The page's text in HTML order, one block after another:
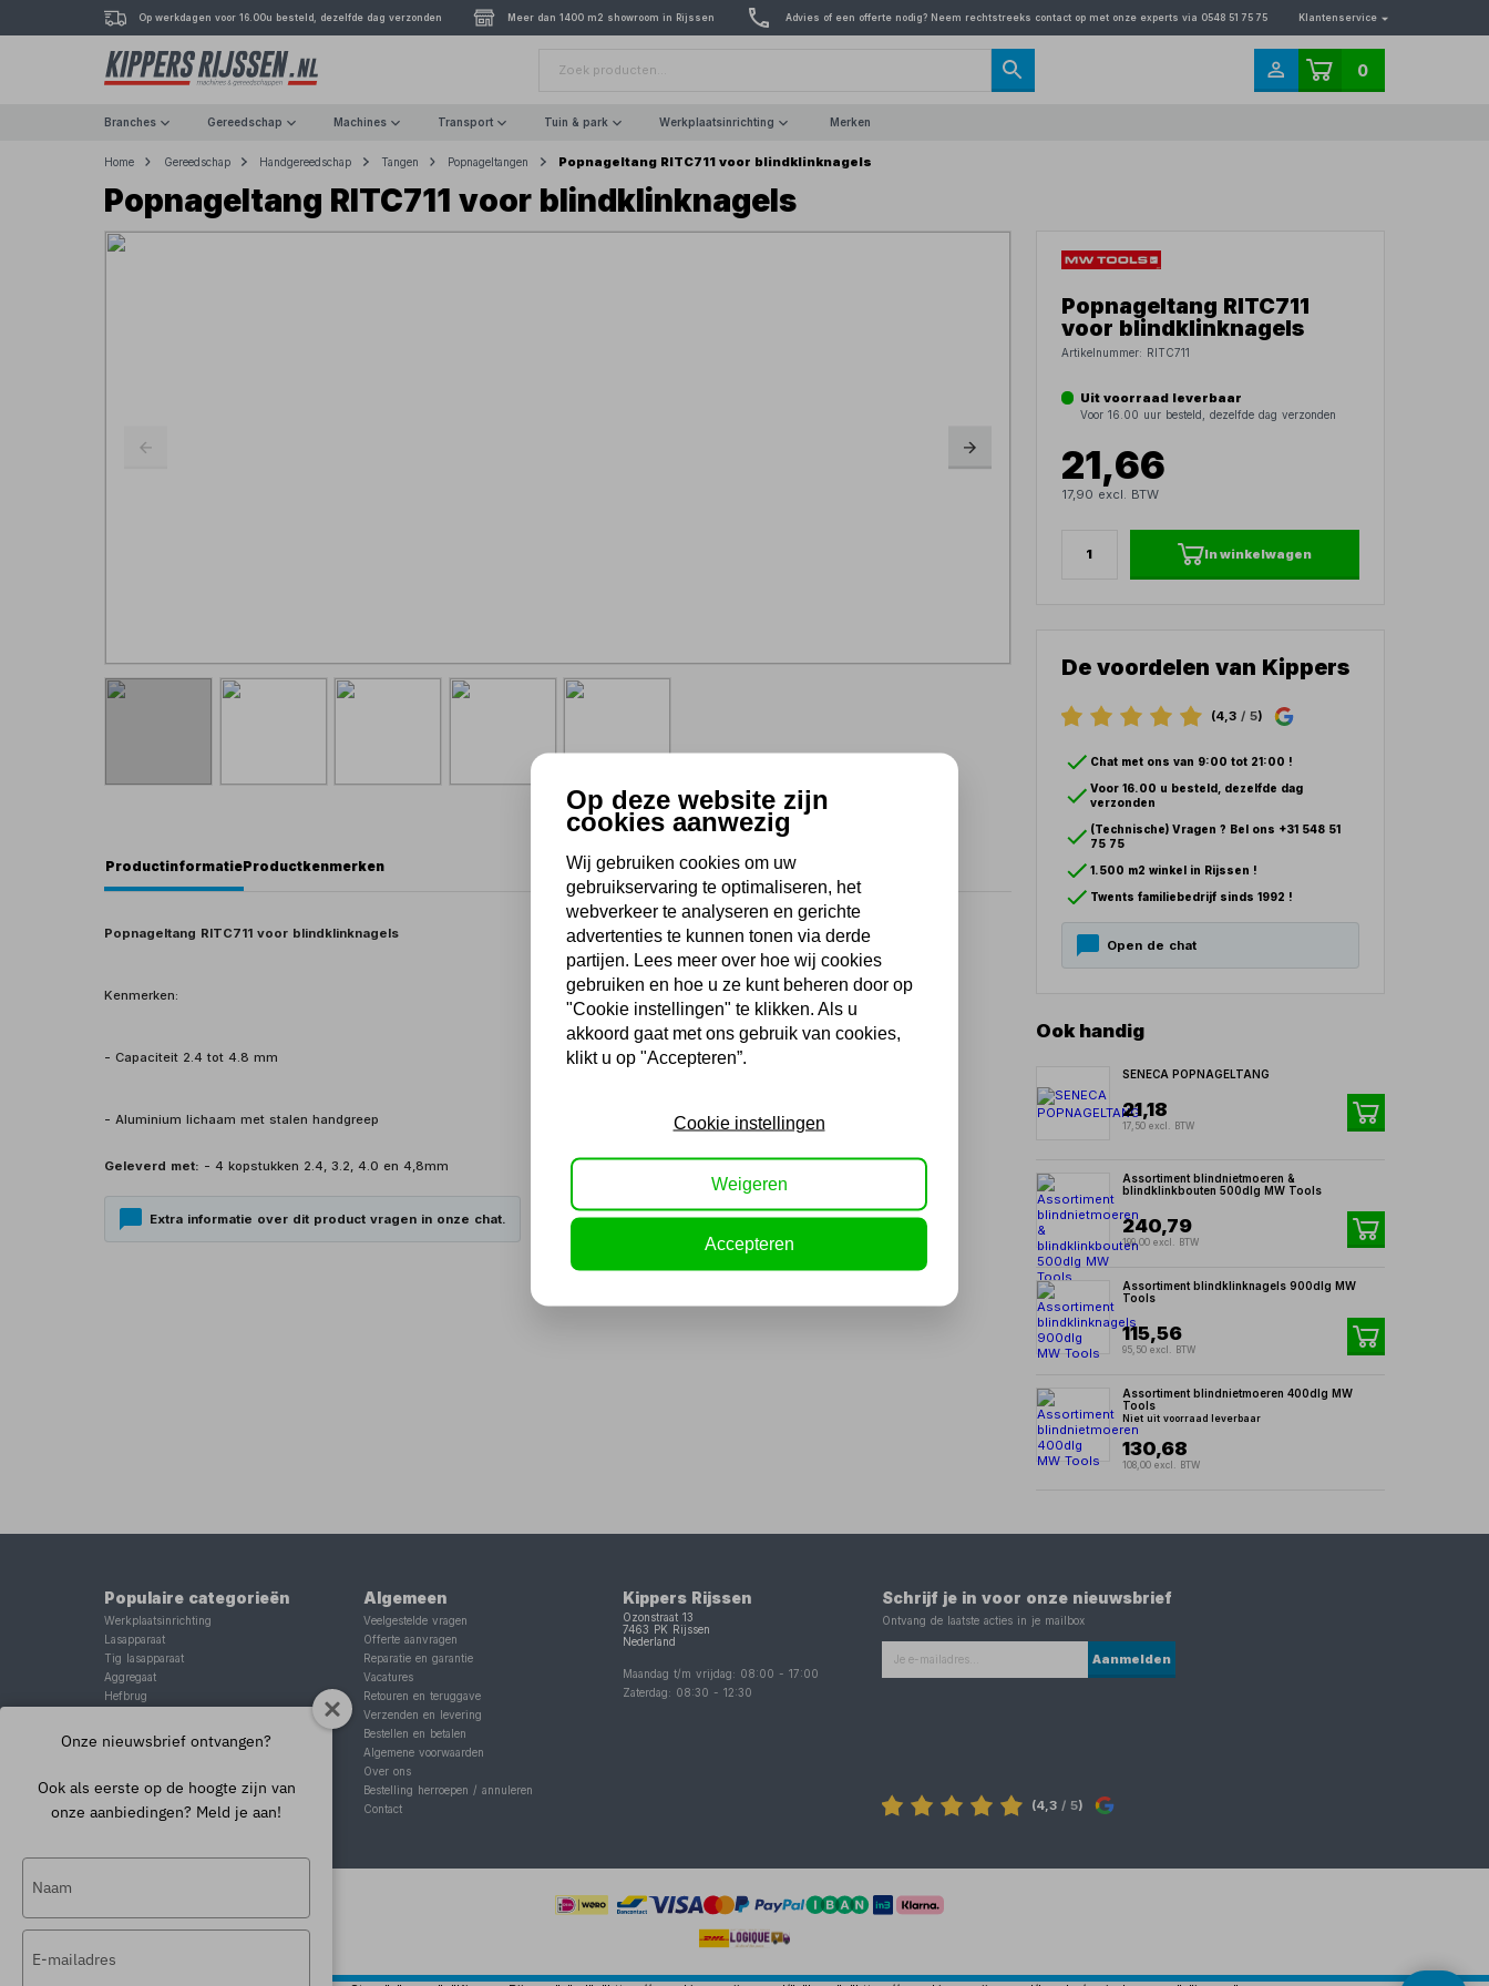
Op werkdagen voor 16.00u besteld, dezelfde dag verzonden Meer dan 1400 m2 showroom in Rijssen Advies of een offerte nodig? Neem rechtstreeks contact op met onze experts via 0548 51 75 75 Klantenservice
0
Branches Gereedschap Machines Transport Tuin & park Werkplaatsinrichting Merken
Home Gereedschap Handgereedschap Tangen Popnageltangen Popnageltang RITC711 voor blindklinknagels
Popnageltang RITC711 voor blindklinknagels
ProductinformatieProductkenmerken
Popnageltang RITC711 voor blindklinknagels
Kenmerken:
- Capaciteit 2.4 tot 4.8 mm
- Aluminium lichaam met stalen handgreep
Geleverd met: - 4 kopstukken 2.4, 3.2, 4.0 en 4,8mm
Extra informatie over dit product vragen in onze chat.
Popnageltang RITC711
voor blindklinknagels
Artikelnummer: RITC711
Uit voorraad leverbaar
Voor 16.00 uur besteld, dezelfde dag verzonden
21,66
17,90 excl. BTW
In winkelwagen
De voordelen van Kippers
(4,3/ 5)
Chat met ons van 9:00 tot 21:00 !
Voor 16.00 u besteld, dezelfde dag
verzonden
(Technische) Vragen ? Bel ons +31 548 51
75 75
1.500 m2 winkel in Rijssen !
Twents familiebedrijf sinds 1992 !
Open de chat
Ook handig
SENECA POPNAGELTANG
21,18
17,50 excl. BTW
Assortiment blindnietmoeren &
blindklinkbouten 500dlg MW Tools
240,79
199,00 excl. BTW
Assortiment blindklinknagels 900dlg MW
Tools
115,56
95,50 excl. BTW
Assortiment blindnietmoeren 400dlg MW
Tools
Niet uit voorraad leverbaar
130,68
108,00 excl. BTW
Populaire categorieën
Werkplaatsinrichting
Lasapparaat
Tig lasapparaat
Aggregaat
Hefbrug
Schaarlift
Algemeen
Veelgestelde vragen
Offerte aanvragen
Reparatie en garantie
Vacatures
Retouren en teruggave
Verzenden en levering
Bestellen en betalen
Algemene voorwaarden
Over ons
Bestelling herroepen / annuleren
Contact
Kippers Rijssen
Ozonstraat 13
7463 PK
Rijssen
Nederland
Maandag t/m vrijdag: 08:00 -17:00
Zaterdag: 08:30 -12:30
Schrijf je in voor onze nieuwsbrief
Ontvang de laatste acties in je mailbox
Aanmelden
(4,3 / 5)
Onze nieuwsbrief ontvangen?
Ook als eerste op de hoogte zijn van
onze aanbiedingen? Meld je aan!
naam
Op deze website zijn
cookies aanwezig
Wij gebruiken cookies om uw
gebruikservaring te optimaliseren, het
webverkeer te analyseren en gerichte
advertenties te kunnen tonen via derde
partijen. Lees meer over hoe wij cookies
gebruiken en hoe u ze kunt beheren door op
"Cookie instellingen" te klikken. Als u
akkoord gaat met ons gebruik van cookies,
klikt u op "Accepteren”.
Cookie instellingen
Weigeren
Accepteren